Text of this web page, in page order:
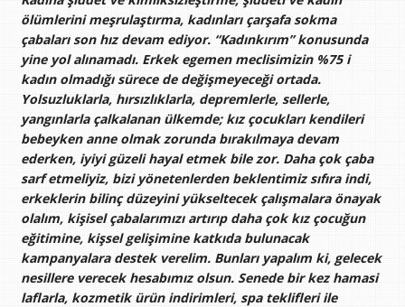
ölümlerini meşrulaştırma, kadınları çarşafa sokma
çabaları son hız devam ediyor. “Kadınkırım” konusunda
yine yol alınamadı. Erkek egemen meclisimizin %75 i
kadın olmadığı sürece de değişmeyeceği ortada.
Yolsuzluklarla, hırsızlıklarla, depremlerle, sellerle,
yangınlarla çalkalanan ülkemde; kız çocukları kendileri
bebeyken anne olmak zorunda bırakılmaya devam
ederken, iyiyi güzeli hayal etmek bile zor. Daha çok çaba
sarf etmeliyiz, bizi yönetenlerden beklentimiz sıfıra indi,
erkeklerin bilinç düzeyini yükseltecek çalışmalara önayak
olalım, kişisel çabalarımızı artırıp daha çok kız çocuğun
eğitimine, kişsel gelişimine katkıda bulunacak
kampanyalara destek verelim. Bunları yapalım ki, gelecek
nesillere verecek hesabımız olsun. Senede bir kez hamasi
laflarla, kozmetik ürün indirimleri, spa teklifleri ile